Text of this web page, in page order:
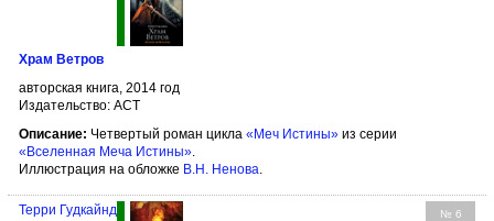
Храм Ветров
авторская книга, 2014 год
Издательство: АСТ
Описание: Четвертый роман цикла «Меч Истины» из серии
«Вселенная Меча Истины».
Иллюстрация на обложке В.Н. Ненова.
№ 6
Терри Гудкайнд